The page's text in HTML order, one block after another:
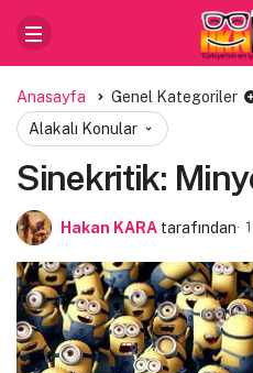
Anasayfa Genel Kategoriler
Alakalı Konular
Sinekritik:
Hakan KARA tarafından